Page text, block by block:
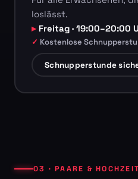
loslässt.
Freitag · 19:00–20:00
Kostenlose
Schnupperstunde
03 · PAARE & HOCHZEIT